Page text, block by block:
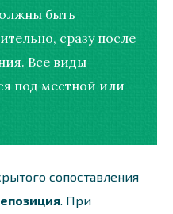
быть
сразу после
Все виды
под местной или
сопоставления
. При